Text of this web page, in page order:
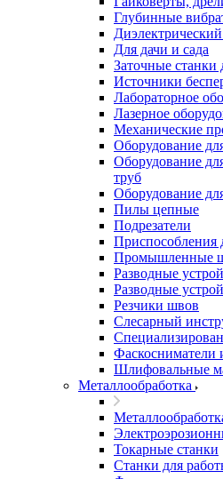
Глубинные
Для дачи и сада
Заточные
Источники
Лабораторное
Лазерное
Механические
Оборудование
Оборудование
труб
Оборудование
Пилы цепные
Подрезатели
Приспособления
Промышленные
Разводные
Разводные
Резчики швов
Слесарный
Фаскосниматели
Шлифовальные
Металлообработка
Токарные станки
Станки для